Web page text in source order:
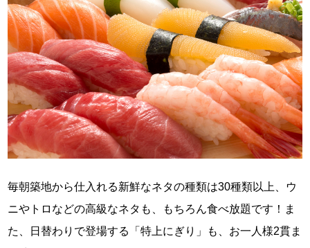
毎朝築地から仕入れる新鮮なネタの種類は30種類以上、ウ
ニやトロなどの高級なネタも、もちろん食べ放題です！ま
た、日替わりで登場する「特上にぎり」も、お一人様2貫ま